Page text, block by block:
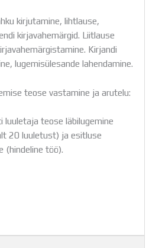
kirjutamine, lihtlause,
kirjavahemärgid. Liitlause
Kirjandi
lugemisülesande lahendamine.
teose vastamine ja arutelu:
luuletaja teose läbilugemine
20 luuletust) ja esitluse
(hindeline töö).